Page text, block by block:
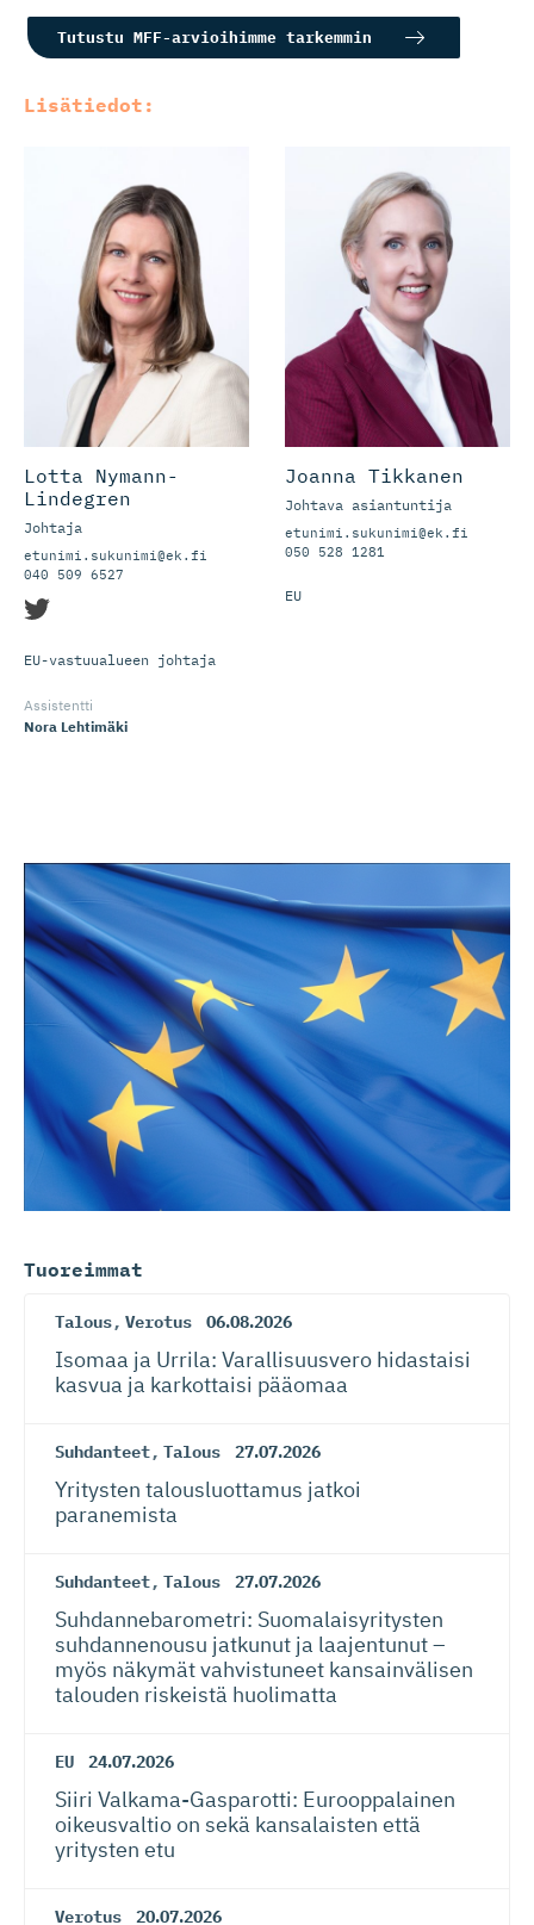
Tutustu MFF-arvioihimme tarkemmin
Lisätiedot:
Lotta Nymann-
Lindegren
Johtaja
etunimi.sukunimi@ek.fi
040 509 6527
EU-vastuualueen johtaja
Assistentti
Nora Lehtimäki
Joanna Tikkanen
Johtava asiantuntija
etunimi.sukunimi@ek.fi
050 528 1281
EU
Tuoreimmat
Talous, Verotus 06.08.2026
Isomaa ja Urrila: Varallisuusvero hidastaisi
kasvua ja karkottaisi pääomaa
Suhdanteet, Talous 27.07.2026
Yritysten talousluottamus jatkoi
paranemista
Suhdanteet, Talous 27.07.2026
Suhdanneba­ro­metri: Suomalaisy­ri­tysten
suhdannenousu jatkunut ja laajentunut –
myös näkymät vahvistuneet kansainvälisen
talouden riskeistä huolimatta
EU 24.07.2026
Siiri Valkama-Gas­pa­rotti: Eurooppalainen
oikeusvaltio on sekä kansalaisten että
yritysten etu
Verotus 20.07.2026